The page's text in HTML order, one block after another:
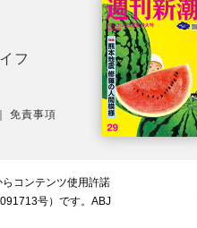
フ
免責事項
コンテンツ使用許諾
号）です。ABJ